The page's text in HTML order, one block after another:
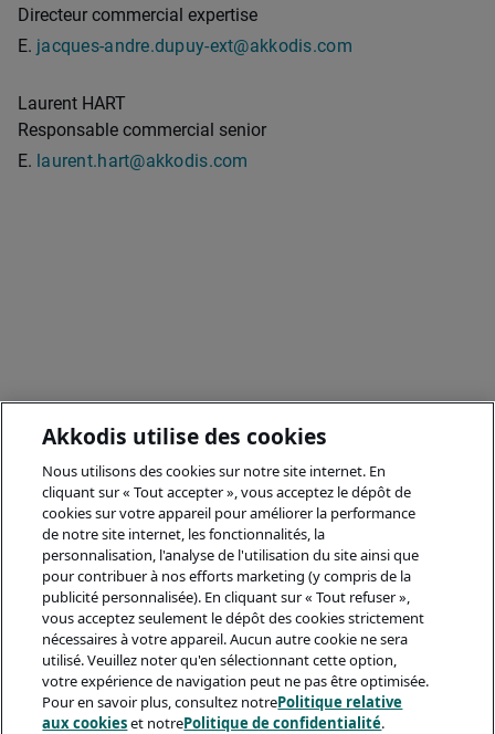
Directeur commercial expertise
E. jacques-andre.dupuy-ext@akkodis.com
Laurent HART
Responsable commercial senior
E. laurent.hart@akkodis.com
Akkodis utilise des cookies
Nous utilisons des cookies sur notre site internet. En
cliquant sur « Tout accepter », vous acceptez le dépôt de
cookies sur votre appareil pour améliorer la performance
de notre site internet, les fonctionnalités, la
personnalisation, l'analyse de l'utilisation du site ainsi que
pour contribuer à nos efforts marketing (y compris de la
publicité personnalisée). En cliquant sur « Tout refuser »,
vous acceptez seulement le dépôt des cookies strictement
nécessaires à votre appareil. Aucun autre cookie ne sera
utilisé. Veuillez noter qu'en sélectionnant cette option,
votre expérience de navigation peut ne pas être optimisée.
Pour en savoir plus, consultez notrePolitique relative
aux cookieset notrePolitique de confidentialité.